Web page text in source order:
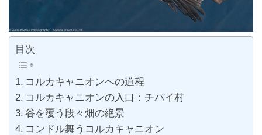
目次
コルカキャニオンへの道程
コルカキャニオンの入口：チバイ村
谷を覆う段々畑の絶景
コンドル舞うコルカキャニオン